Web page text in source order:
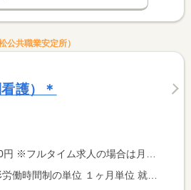
公共職業安定所）
護）＊
は月額（換算額）、パート求人の場合は時間額を表示しています。